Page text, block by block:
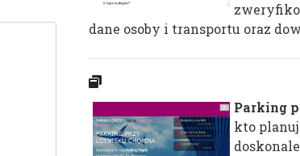
dane osoby i transportu oraz
Parking
kto